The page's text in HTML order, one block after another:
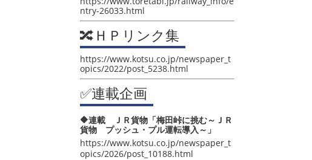
ntry-26033.html
🔀ＨＰリンク集
https://www.kotsu.co.jp/newspaper_t
opics/2022/post_5238.html
✅連載企画
🔶連載 ＪＲ貨物「梅田峠に挑む～ＪＲ
貨物 プッシュ・プル運転導入～」
https://www.kotsu.co.jp/newspaper_t
opics/2026/post_10188.html